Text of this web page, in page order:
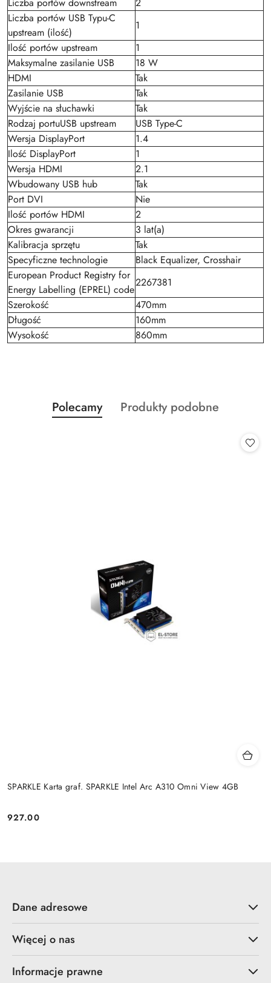
Liczba portów downstream
2
Liczba portów USB Typu-C
upstream (ilość)
1
Ilość portów upstream
1
Maksymalne zasilanie USB
18 W
HDMI
Tak
Zasilanie USB
Tak
Wyjście na słuchawki
Tak
Rodzaj portuUSB upstream
USB Type-C
Wersja DisplayPort
1.4
Ilość DisplayPort
1
Wersja HDMI
2.1
Wbudowany USB hub
Tak
Port DVI
Nie
Ilość portów HDMI
2
Okres gwarancji
3 lat(a)
Kalibracja sprzętu
Tak
Specyficzne technologie
Black Equalizer, Crosshair
European Product Registry for
Energy Labelling (EPREL) code
2267381
Szerokość
470mm
Długość
160mm
Wysokość
860mm
Pomiń karuzelę produktów
Produkty
o
Polecamy
Produkty
Produkty podobne
SPARKLE Karta graf. SPARKLE Intel Arc A310 Omni View 4GB
Cena:
927.00
Dane adresowe
Więcej o nas
Informacje prawne